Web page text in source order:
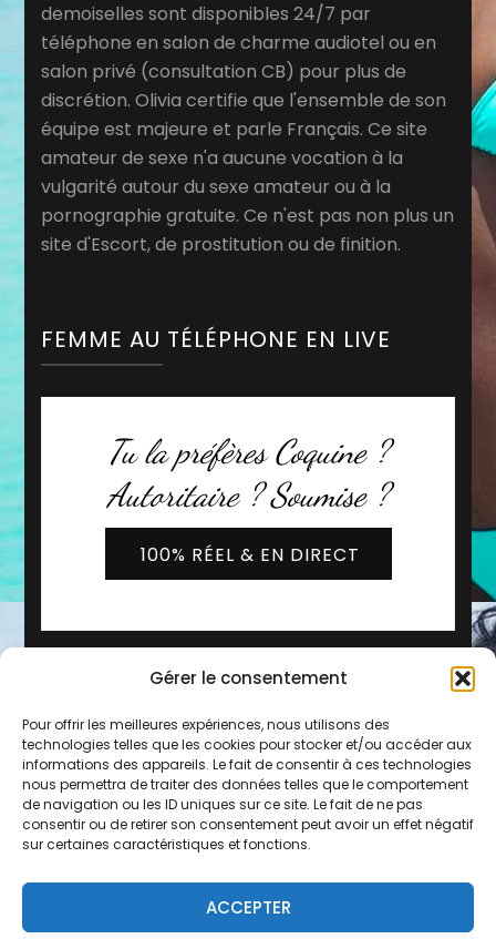
Gérer le consentement
Pour offrir les meilleures expériences, nous utilisons des
technologies telles que les cookies pour stocker et/ou accéder aux
informations des appareils. Le fait de consentir à ces technologies
nous permettra de traiter des données telles que le comportement
de navigation ou les ID uniques sur ce site. Le fait de ne pas
consentir ou de retirer son consentement peut avoir un effet négatif
sur certaines caractéristiques et fonctions.
ACCEPTER
demoiselles sont disponibles 24/7 par
téléphone en salon de charme audiotel ou en
salon privé (consultation CB) pour plus de
discrétion. Olivia certifie que l'ensemble de son
équipe est majeure et parle Français. Ce site
amateur de sexe n'a aucune vocation à la
vulgarité autour du sexe amateur ou à la
pornographie gratuite. Ce n'est pas non plus un
site d'Escort, de prostitution ou de finition.
FEMME AU TÉLÉPHONE EN LIVE
Tu la préfères Coquine ?
Autoritaire ? Soumise ?
100% RÉEL & EN DIRECT
2019 - 2026 © Copyright -Les Copines d'Olivia
* Service 0,80€/min + prix de l'appel
Mentions légales-CGU-FAQ-Contact-Plan du
site